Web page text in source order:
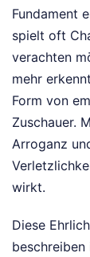
Fundament
spielt oft
verachten
mehr
Form von
Zuschauer.
Arroganz
wirkt.
Diese